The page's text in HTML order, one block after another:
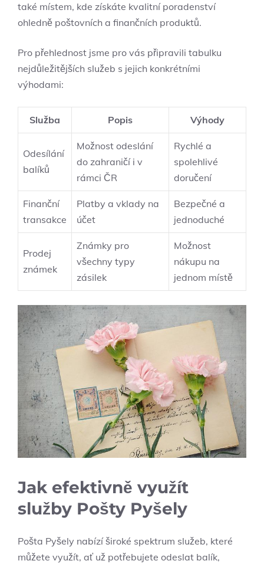
také místem, kde získáte kvalitní poradenství
ohledně poštovních a finančních produktů.
Pro přehlednost jsme pro vás připravili tabulku
nejdůležitějších služeb s jejich konkrétními
výhodami:
Služba Popis Výhody
Odesílání
balíků
Možnost odeslání
do zahraničí i v
rámci ČR
Rychlé a
spolehlivé
doručení
Finanční
transakce
Platby a vklady na
účet
Bezpečné a
jednoduché
Prodej
známek
Známky pro
všechny typy
zásilek
Možnost
nákupu na
jednom místě
Jak efektivně využít
služby Pošty Pyšely
Pošta Pyšely nabízí široké spektrum služeb, které
můžete využít, ať už potřebujete odeslat balík,